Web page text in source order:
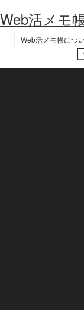
Web活メモ
Web活メモ帳につ